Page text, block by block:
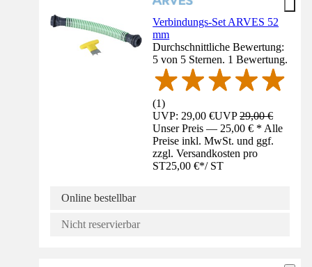
Verbindungs-Set ARVES 52
mm
Durchschnittliche Bewertung:
5 von 5 Sternen. 1 Bewertung.
(1)
UVP: 29,00 €UVP29,00 €
Unser Preis — 25,00 € * Alle
Preise inkl. MwSt. und ggf.
zzgl. Versandkosten pro
ST25,00 €*/ ST
Online bestellbar
Nicht reservierbar